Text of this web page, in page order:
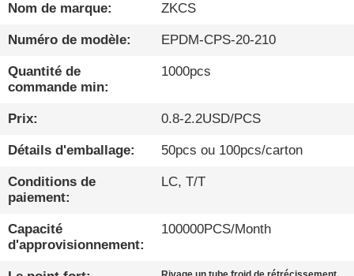
PRODUITS
VIDÉO
À
PROPOS
DE
NOUS
VISITE
Nom de marque: ZKCS
Numéro de modèle: EPDM-CPS-20-210
Quantité de
commande min:
1000pcs
Prix: 0.8-2.2USD/PCS
Détails d'emballage: 50pcs ou 100pcs/carton
Conditions de
paiement:
LC, T/T
Capacité
d'approvisionnement:
100000PCS/Month